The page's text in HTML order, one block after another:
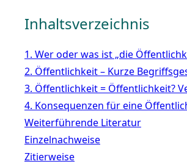
Inhaltsverzeichnis
1. Wer oder was ist „die
2. Öffentlichkeit – Kurze
3. Öffentlichkeit = Öffentlichkeit?
4. Konsequenzen für eine
Weiterführende Literatur
Einzelnachweise
Zitierweise